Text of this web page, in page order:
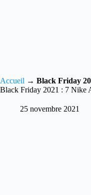
Accueil → Black Friday
Black Friday 2021 : 7 Nike
25 novembre 2021